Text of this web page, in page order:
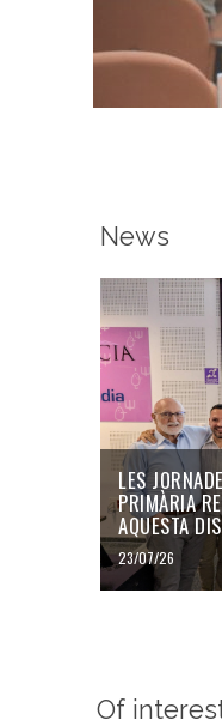
News
LES
PRIMÀRIA
AQUESTA
23/07/26
Of